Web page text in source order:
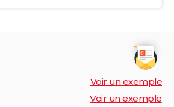
Voir un exemple
Voir un exemple